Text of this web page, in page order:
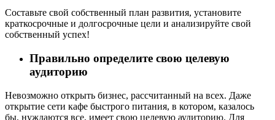
Составьте свой собственный план развития, установите
краткосрочные и долгосрочные цели и анализируйте свой
собственный успех!
Правильно определите свою целевую
аудиторию
Невозможно открыть бизнес, рассчитанный на всех. Даже
открытие сети кафе быстрого питания, в котором, казалось
бы, нуждаются все, имеет свою целевую аудиторию. Для